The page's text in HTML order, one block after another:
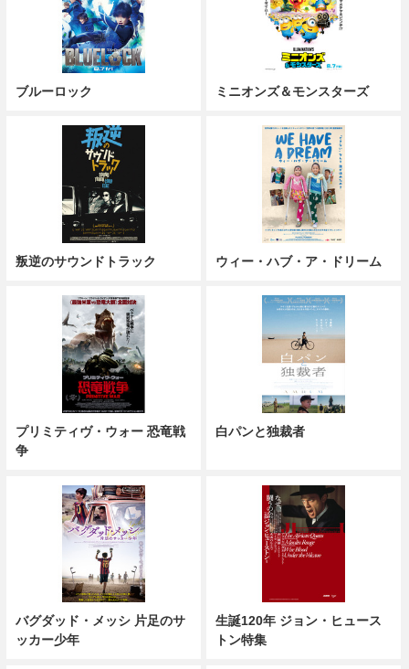
ブルーロック ミニオンズ＆モンスターズ
叛逆のサウンドトラック ウィー・ハブ・ア・ドリーム
プリミティヴ・ウォー 恐竜戦
争
白パンと独裁者
バグダッド・メッシ 片足のサ
ッカー少年
生誕120年 ジョン・ヒュース
トン特集